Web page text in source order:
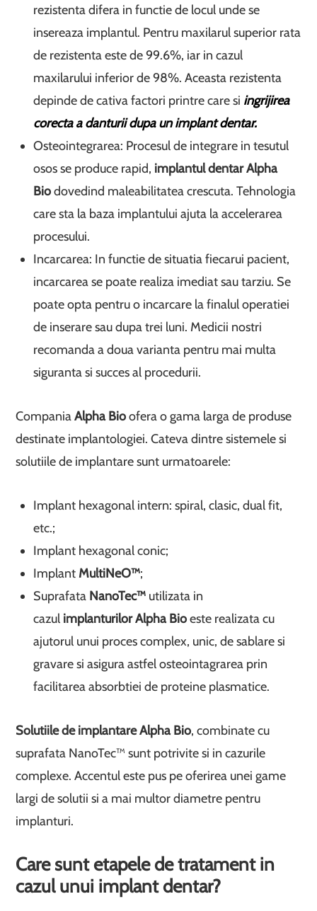
rezistenta difera in functie de locul unde se
insereaza implantul. Pentru maxilarul superior rata
de rezistenta este de 99.6%, iar in cazul
maxilarului inferior de 98%. Aceasta rezistenta
depinde de cativa factori printre care si ingrijirea
corecta a danturii dupa un implant dentar.
Osteointegrarea: Procesul de integrare in tesutul
osos se produce rapid, implantul dentar Alpha
Biodovedind maleabilitatea crescuta. Tehnologia
care sta la baza implantului ajuta la accelerarea
procesului.
Incarcarea: In functie de situatia fiecarui pacient,
incarcarea se poate realiza imediat sau tarziu. Se
poate opta pentru o incarcare la finalul operatiei
de inserare sau dupa trei luni. Medicii nostri
recomanda a doua varianta pentru mai multa
siguranta si succes al procedurii.
CompaniaAlpha Bioofera o gama larga de produse
destinate implantologiei. Cateva dintre sistemele si
solutiile de implantare sunt urmatoarele:
Implant hexagonal intern: spiral, clasic, dual fit,
etc.;
Implant hexagonal conic;
ImplantMultiNeO™;
Suprafata NanoTec™ utilizata in
cazul implanturilor Alpha Bioeste realizata cu
ajutorul unui proces complex, unic, de sablare si
gravare si asigura astfel osteointagrarea prin
facilitarea absorbtiei de proteine plasmatice.
Solutiile de implantare Alpha Bio, combinate cu
suprafata NanoTec™ sunt potrivite si in cazurile
complexe. Accentul este pus pe oferirea unei game
largi de solutii si a mai multor diametre pentru
implanturi.
Care sunt etapele de tratament in
cazul unui implant dentar?